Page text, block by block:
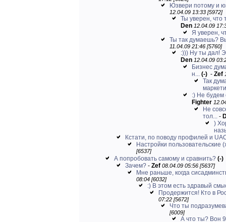
Юзвери потому и
12.04.09 13:33 [5972]
Ты уверен, что
Den 12.04.09
Я уверен,
Ты так думаешь?
11.04.09 21:46 [5760]
:))) Ну ты дал!
Den 12.04.09
Бизнес
н... (-) - Zef
Так
:) Не будем
Fighter
Не
тол... -
)
Кстати, по поводу профилей и
Настройки пользовательские
[6537]
А попробовать самому и сравнить? (-)
Зачем? - Zef 08.04.09 05:56 [5637]
Мне раньше, когда
08:04 [6032]
:) В этом есть здравый
Продержится! Кто в
07:22 [5672]
Что ты
[6009]
А что ты? Вон